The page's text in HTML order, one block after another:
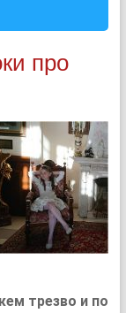
про
трезво и по